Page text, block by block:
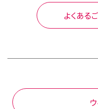
やカールを施し
いくタイプです。
加工して仕上げ
に合わせた、頭
髪のためのケア
よくある